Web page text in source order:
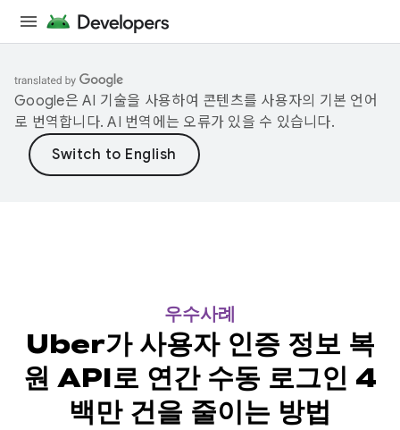
Google은 AI 기술을 사용하여 콘텐츠를 사용자의 기본 언어
로 번역합니다. AI 번역에는 오류가 있을 수 있습니다.
우수사례
Uber가 사용자 인증 정보 복
원 API로 연간 수동 로그인 4
백만 건을 줄이는 방법